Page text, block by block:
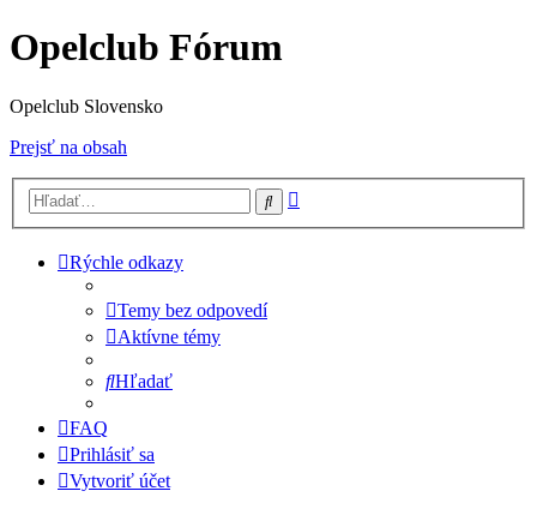
Opelclub Fórum
Opelclub Slovensko
Prejsť na obsah
Hľadať
Rýchle odkazy
Temy bez odpovedí
Aktívne témy
Hľadať
FAQ
Prihlásiť sa
Vytvoriť účet